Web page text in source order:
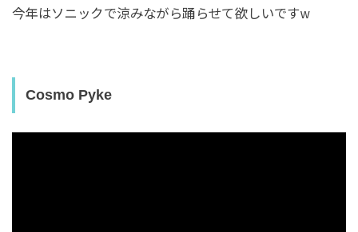
今年はソニックで涼みながら踊らせて欲しいですw
Cosmo Pyke